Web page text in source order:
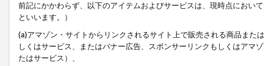
前記にかかわらず、以下のアイテムおよびサービスは、現時点におい
といいます。）
(a)アマゾン・サイトからリンクされるサイト上で販売される商品ま
しくはサービス、またはバナー広告、スポンサーリンクもしくはアマ
たはサービス）、